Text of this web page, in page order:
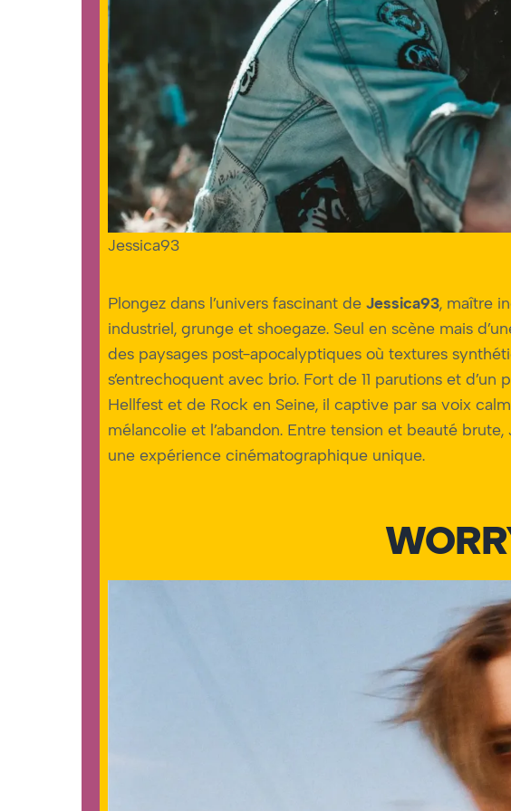
Jessica93
Plongez dans l’univers fascinant de Jessica93, maître
industriel, grunge et shoegaze. Seul en scène mais
des paysages post-apocalyptiques où textures
s’entrechoquent avec brio. Fort de 11 parutions et
Hellfest et de Rock en Seine, il captive par sa voix
mélancolie et l’abandon. Entre tension et beauté
une expérience cinématographique unique.